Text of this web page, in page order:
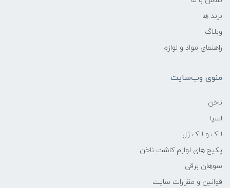
برند ها
وبلاگ
راهنمای مواد و لوازم
منوی وب‌سایت
ناخن
اسپا
لاک و لاک ژل
پکیج های لوازم کاشت ناخن
سوهان برقی
قوانین و مقررات سایت